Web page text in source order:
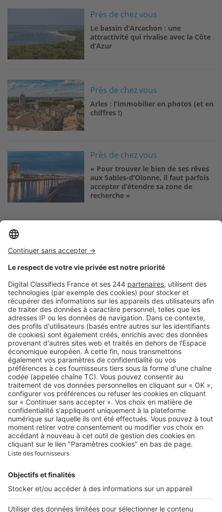
Près de chez vous
Le bassin d’Arcachon : une
attractivité qui rivalise avec la Côte
d’Azur
Image
Près de chez vous
Arles : l'immobilier en photos (et en
chiffres !)
Image Près de chez vous
« Pour trouver le bien de ses rêves
aux Sables-d’Olonne, il faut parfois
accepter d’étendre sa zone de
recherche »
Logic-Immo c’est aussi …
Retrouvez-nous sur …
A propos
Qui sommes-nous ?
Contacter le service client
Nous rejoindre
Presse
Nos applications